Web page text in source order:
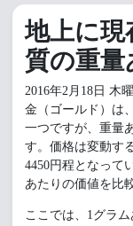
地上に現
質の重量
2016年2月18日 木
金（ゴールド）は
一つですが、重量
す。価格は変動す
4450円程となって
あたりの価値を比
ここでは、1グラ